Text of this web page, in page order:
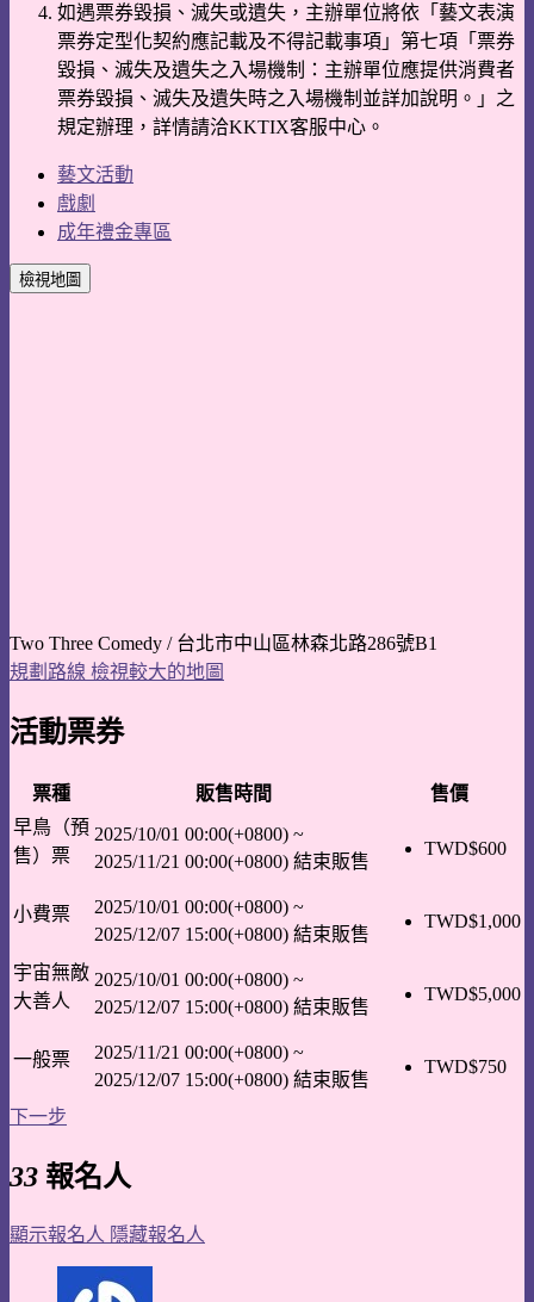
如遇票券毀損、滅失或遺失，主辦單位將依「藝文表演
票券定型化契約應記載及不得記載事項」第七項「票券
毀損、滅失及遺失之入場機制：主辦單位應提供消費者
票券毀損、滅失及遺失時之入場機制並詳加說明。」之
規定辦理，詳情請洽KKTIX客服中心。
藝文活動
戲劇
成年禮金專區
檢視地圖
Two Three Comedy / 台北市中山區林森北路286號B1
規劃路線 檢視較大的地圖
活動票券
票種 販售時間
售價
早鳥（預
售）票
2025/10/01 00:00(+0800) ~
2025/11/21 00:00(+0800) 結束販售
TWD$600
小費票 2025/10/01 00:00(+0800) ~
2025/12/07 15:00(+0800) 結束販售
TWD$1,000
宇宙無敵
大善人
2025/10/01 00:00(+0800) ~
2025/12/07 15:00(+0800) 結束販售
TWD$5,000
一般票 2025/11/21 00:00(+0800) ~
2025/12/07 15:00(+0800) 結束販售
TWD$750
下一步
33 報名人
顯示報名人 隱藏報名人